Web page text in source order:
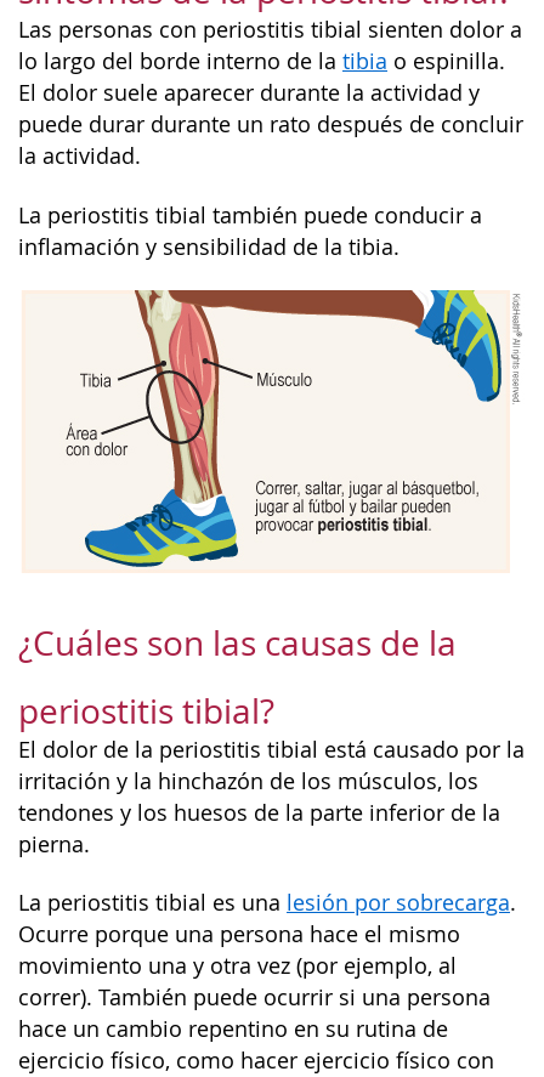
Las personas con periostitis tibial sienten dolor a
lo largo del borde interno de la tibia o espinilla.
El dolor suele aparecer durante la actividad y
puede durar durante un rato después de concluir
la actividad.
La periostitis tibial también puede conducir a
inflamación y sensibilidad de la tibia.
¿Cuáles son las causas de la
periostitis tibial?
El dolor de la periostitis tibial está causado por la
irritación y la hinchazón de los músculos, los
tendones y los huesos de la parte inferior de la
pierna.
La periostitis tibial es una lesión por sobrecarga.
Ocurre porque una persona hace el mismo
movimiento una y otra vez (por ejemplo, al
correr). También puede ocurrir si una persona
hace un cambio repentino en su rutina de
ejercicio físico, como hacer ejercicio físico con